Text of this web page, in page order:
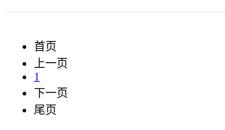
首页
上一页
1
下一页
尾页